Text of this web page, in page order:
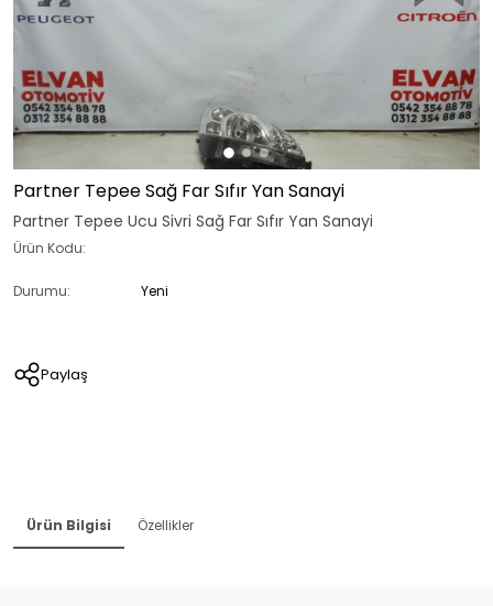
Partner Tepee Sağ Far Sıfır Yan Sanayi
Partner Tepee Ucu Sivri Sağ Far Sıfır Yan Sanayi
Ürün Kodu:
Durumu: Yeni
Paylaş
Ürün Bilgisi Özellikler